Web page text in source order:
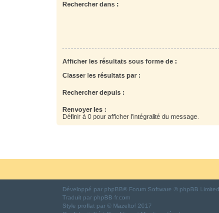
Rechercher dans :
Afficher les résultats sous forme de :
Classer les résultats par :
Rechercher depuis :
Renvoyer les :
Définir à 0 pour afficher l’intégralité du message.
Développé par phpBB® Forum Software © phpBB Limited
Traduit par phpBB-fr.com
Style proflat par © Mazeltof 2017